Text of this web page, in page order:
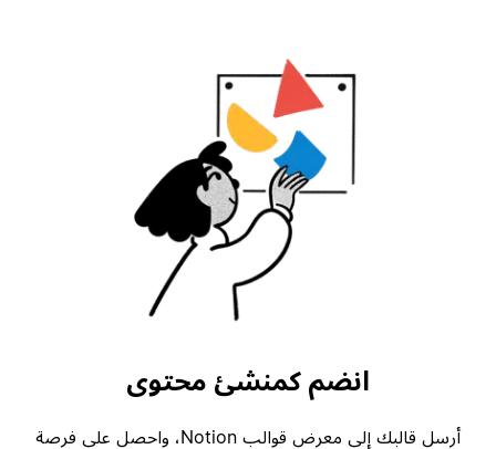
انضم كمنشئ محتوى
أرسل قالبك إلى معرض قوالب Notion، واحصل على فرصة